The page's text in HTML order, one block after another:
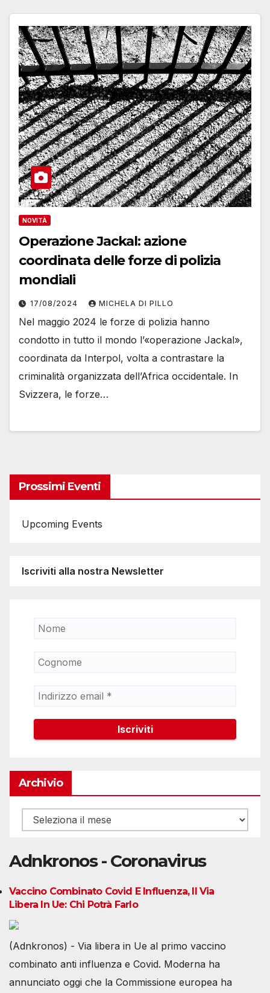
NOVITÀ
Operazione Jackal: azione
coordinata delle forze di polizia
mondiali
17/08/2024 MICHELA DI PILLO
Nel maggio 2024 le forze di polizia hanno
condotto in tutto il mondo l’«operazione Jackal»,
coordinata da Interpol, volta a contrastare la
criminalità organizzata dell’Africa occidentale. In
Svizzera, le forze…
Prossimi Eventi
Upcoming Events
Iscriviti alla nostra Newsletter
Archivio
Archivio
Adnkronos - Coronavirus
Vaccino Combinato Covid E Influenza, Il Via
Libera In Ue: Chi Potrà Farlo
(Adnkronos) - Via libera in Ue al primo vaccino
combinato anti influenza e Covid. Moderna ha
annunciato oggi che la Commissione europea ha